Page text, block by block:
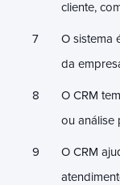
cliente,
O sistema
da
O CRM
ou análise
O CRM